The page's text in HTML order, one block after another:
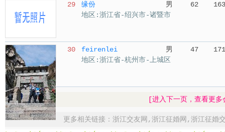
29 缘份 男 62
163
地区:浙江省-绍兴市-诸暨市
30 feirenlei 男 47
171
地区:浙江省-杭州市-上城区
[进入下一页，查看更
更多相关链接： 浙江交友网 , 浙江征婚网 , 浙江征婚